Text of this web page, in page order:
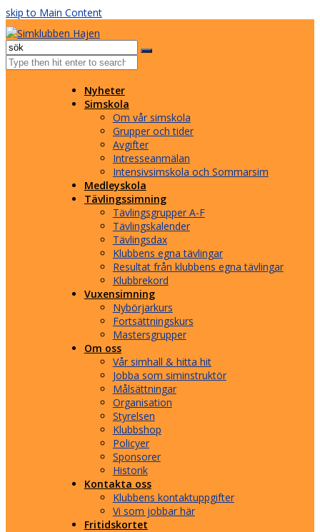
skip to Main Content
Facebook
Instagram
Email
Open
Mobile
Nyheter
Simskola
Om vår simskola
Grupper och tider
Avgifter
Intresseanmälan
Intensivsimskola och Sommarsim
Medleyskola
Tävlingssimning
Tävlingsgrupper A-F
Tävlingskalender
Tävlingsdax
Klubbens egna tävlingar
Resultat från klubbens egna tävlingar
Klubbrekord
Vuxensimning
Nybörjarkurs
Fortsättningskurs
Mastersgrupper
Om oss
Vår simhall & hitta hit
Jobba som siminstruktör
Målsättningar
Organisation
Styrelsen
Klubbshop
Policyer
Sponsorer
Historik
Kontakta oss
Klubbens kontaktuppgifter
Vi som jobbar här
Fritidskortet